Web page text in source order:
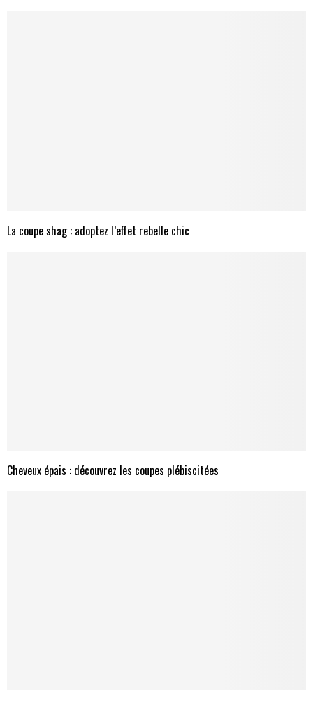
La coupe shag : adoptez l’effet rebelle chic
Cheveux épais : découvrez les coupes plébiscitées